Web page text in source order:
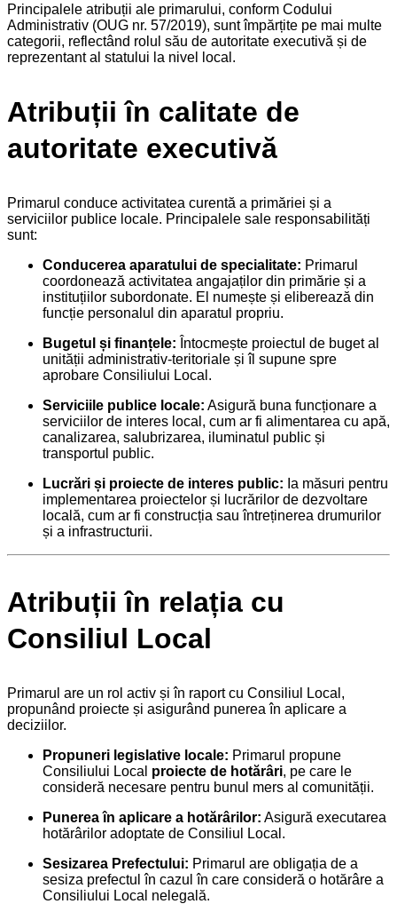
Principalele atribuții ale primarului, conform Codului
Administrativ (OUG nr. 57/2019), sunt împărțite pe mai multe
categorii, reflectând rolul său de autoritate executivă și de
reprezentant al statului la nivel local.
Atribuții în calitate de
autoritate executivă
Primarul conduce activitatea curentă a primăriei și a
serviciilor publice locale. Principalele sale responsabilități
sunt:
Conducerea aparatului de specialitate: Primarul
coordonează activitatea angajaților din primărie și a
instituțiilor subordonate. El numește și eliberează din
funcție personalul din aparatul propriu.
Bugetul și finanțele: Întocmește proiectul de buget al
unității administrativ-teritoriale și îl supune spre
aprobare Consiliului Local.
Serviciile publice locale: Asigură buna funcționare a
serviciilor de interes local, cum ar fi alimentarea cu apă,
canalizarea, salubrizarea, iluminatul public și
transportul public.
Lucrări și proiecte de interes public: Ia măsuri pentru
implementarea proiectelor și lucrărilor de dezvoltare
locală, cum ar fi construcția sau întreținerea drumurilor
și a infrastructurii.
Atribuții în relația cu
Consiliul Local
Primarul are un rol activ și în raport cu Consiliul Local,
propunând proiecte și asigurând punerea în aplicare a
deciziilor.
Propuneri legislative locale: Primarul propune
Consiliului Local proiecte de hotărâri, pe care le
consideră necesare pentru bunul mers al comunității.
Punerea în aplicare a hotărârilor: Asigură executarea
hotărârilor adoptate de Consiliul Local.
Sesizarea Prefectului: Primarul are obligația de a
sesiza prefectul în cazul în care consideră o hotărâre a
Consiliului Local nelegală.